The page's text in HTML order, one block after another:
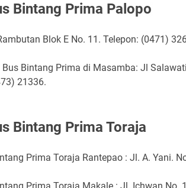
Bintang Prima Palopo
Blok E No. 11. Telepon: (0471)
Bus Bintang Prima di Masamba: Jl
21336.
Bintang Prima Toraja
Prima Toraja Rantepao : Jl. A. Yani.